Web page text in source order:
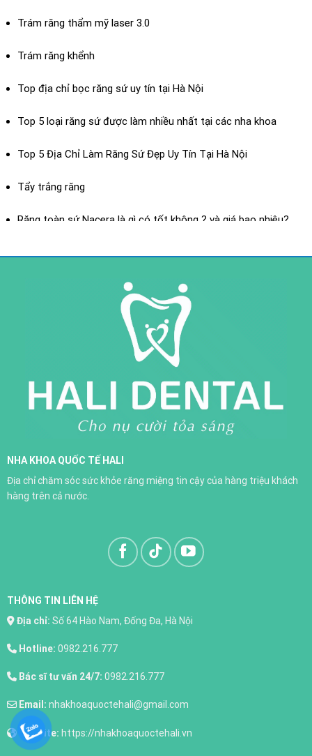
Dán sứ Veneer
Trồng răng implant
XEM THÊM
Nhổ răng
Trám răng thẩm mỹ laser 3.0
Trám răng khểnh
Top địa chỉ bọc răng sứ uy tín tại Hà Nội
Top 5 loại răng sứ được làm nhiều nhất tại các nha khoa
Top 5 Địa Chỉ Làm Răng Sứ Đẹp Uy Tín Tại Hà Nội
Tẩy trắng răng
Răng toàn sứ Nacera là gì có tốt không ? và giá bao nhiêu?
Răng sứ toàn sứ H-Saphir
NHA KHOA QUỐC TẾ HALI
Địa chỉ chăm sóc sức khỏe răng miệng tin cậy của hàng triệu khách
hàng trên cả nước.
THÔNG TIN LIÊN HỆ
Địa chỉ: Số 64 Hào Nam, Đống Đa, Hà Nội
Hotline: 0982.216.777
Bác sĩ tư vấn 24/7: 0982.216.777
Email: nhakhoaquoctehali@gmail.com
Website: https://nhakhoaquoctehali.vn